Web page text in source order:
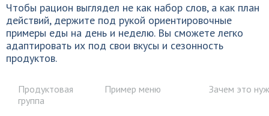
Чтобы рацион выглядел не как набор слов, а как план
действий, держите под рукой ориентировочные
примеры еды на день и неделю. Вы сможете легко
адаптировать их под свои вкусы и сезонность
продуктов.
Продуктовая
группа
Пример меню Зачем это